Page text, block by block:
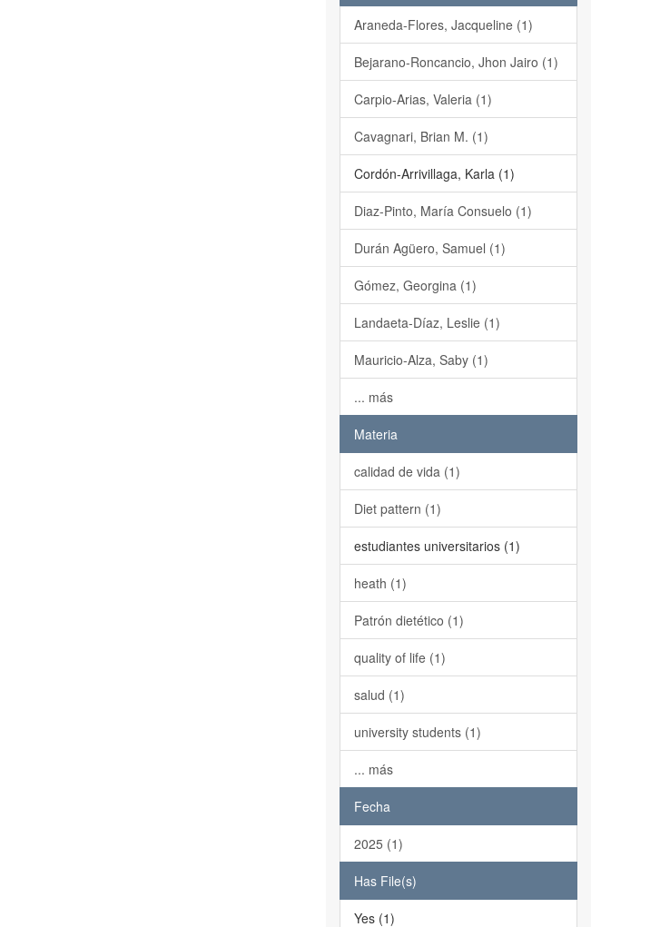
Araneda-Flores, Jacqueline (1)
Bejarano-Roncancio, Jhon Jairo (1)
Carpio-Arias, Valeria (1)
Cavagnari, Brian M. (1)
Cordón-Arrivillaga, Karla (1)
Diaz-Pinto, María Consuelo (1)
Durán Agüero, Samuel (1)
Gómez, Georgina (1)
Landaeta-Díaz, Leslie (1)
Mauricio-Alza, Saby (1)
... más
Materia
calidad de vida (1)
Diet pattern (1)
estudiantes universitarios (1)
heath (1)
Patrón dietético (1)
quality of life (1)
salud (1)
university students (1)
... más
Fecha
2025 (1)
Has File(s)
Yes (1)